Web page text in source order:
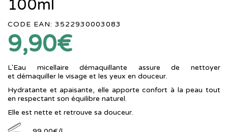
100ml
CODE EAN: 3522930003083
9,90€
L'Eau micellaire démaquillante assure de nettoyer
et démaquiller le visage et les yeux en douceur.
Hydratante et apaisante, elle apporte confort à la peau tout
en respectant son équilibre naturel.
Elle est nette et retrouve sa douceur.